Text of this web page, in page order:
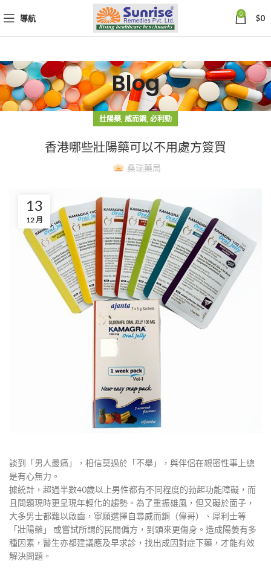
導航 0 $0
Blog
壯陽藥, 威而鋼, 必利勁
香港哪些壯陽藥可以不用處方簽買
桑瑞藥局
13
12 月
談到「男人最痛」，相信莫過於「不舉」，與伴侶在親密性事上總
是有心無力。
據統計，超過半數40歲以上男性都有不同程度的勃起功能障礙，而
且問題現時更呈現年輕化的趨勢。為了重振雄風，但又礙於面子，
大多男士都難以啟齒，寧願選擇自尋威而鋼（偉哥）、犀利士等
「壯陽藥」 或嘗試所謂的民間偏方，到頭來更傷身。造成陽萎有多
種因素，醫生亦都建議應及早求診，找出成因對症下藥，才能有效
解決問題。